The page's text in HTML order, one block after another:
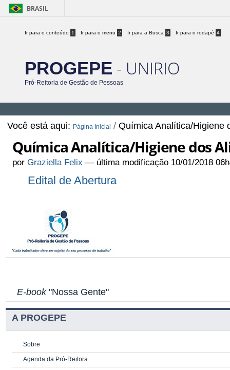
BRASIL
Ir para o conteúdo 1 Ir para o menu 2 Ir para a Busca 3 Ir para o rodapé 4
PROGEPE - UNIRIO
Pró-Reitoria de Gestão de Pessoas
Você está aqui: Página Inicial /Química Analítica/Higiene
Química Analítica/Higiene dos
porGraziella Felix — última modificação 10/01/2018
Edital de Abertura
E-book"Nossa Gente"
A PROGEPE
Sobre
Agenda da Pró-Reitora